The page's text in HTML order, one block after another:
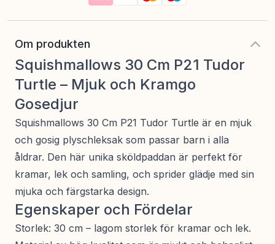
Om produkten
Squishmallows 30 Cm P21 Tudor
Turtle – Mjuk och Kramgo
Gosedjur
Squishmallows 30 Cm P21 Tudor Turtle är en mjuk
och gosig plyschleksak som passar barn i alla
åldrar. Den här unika sköldpaddan är perfekt för
kramar, lek och samling, och sprider glädje med sin
mjuka och färgstarka design.
Egenskaper och Fördelar
Storlek: 30 cm – lagom storlek för kramar och lek.